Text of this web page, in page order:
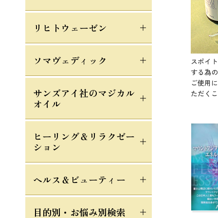
スポイ
する為
ご使用
ただく
リヒトウェーゼン
ソマヴェディック
サンズアイ社のマジカル
オイル
ヒーリング＆リラクゼー
ション
ヘルス＆ビューティー
目的別・お悩み別検索